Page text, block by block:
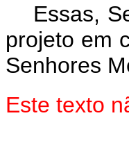
Essas,
projeto em
Senhores
Este texto